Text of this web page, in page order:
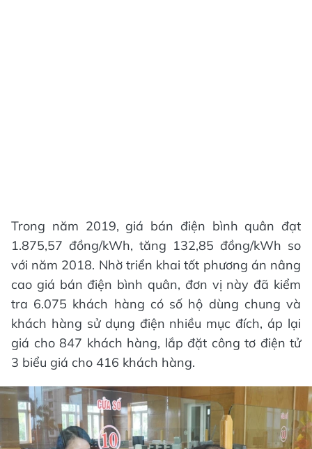
Trong năm 2019, giá bán điện bình quân đạt
1.875,57 đồng/kWh, tăng 132,85 đồng/kWh so
với năm 2018. Nhờ triển khai tốt phương án nâng
cao giá bán điện bình quân, đơn vị này đã kiểm
tra 6.075 khách hàng có số hộ dùng chung và
khách hàng sử dụng điện nhiều mục đích, áp lại
giá cho 847 khách hàng, lắp đặt công tơ điện tử
3 biểu giá cho 416 khách hàng.